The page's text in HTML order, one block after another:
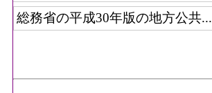
総務省の平成30年版の地方公共...